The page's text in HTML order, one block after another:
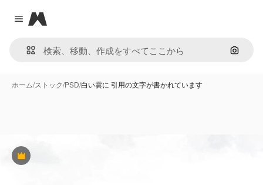
Close menu
Magnific
画像で
ホーム/ストック/PSD/白い雲に 引用の文字が書かれています
Premium